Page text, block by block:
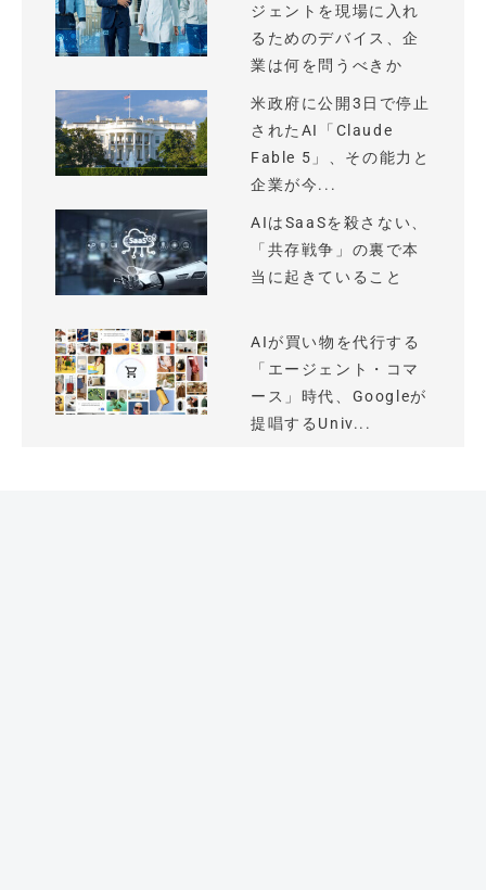
ジェントを現場に入れ
るためのデバイス、企
業は何を問うべきか
米政府に公開3日で停止
されたAI「Claude
Fable 5」、その能力と
企業が今...
AIはSaaSを殺さない、
「共存戦争」の裏で本
当に起きていること
AIが買い物を代行する
「エージェント・コマ
ース」時代、Googleが
提唱するUniv...